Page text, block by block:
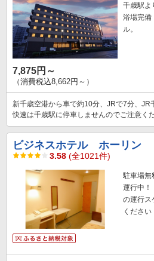
千歳駅よ
浴場完備
ル。
7,875円～
（消費税込8,662円～）
新千歳空港から車で約10分、JRで7分、JR
快速は千歳駅に停車しませんのでご注意くだ
ビジネスホテル ホーリン
3.58 (全1021件)
駐車場無
運行中！
の運行
ください